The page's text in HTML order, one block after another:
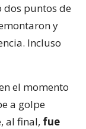
dos puntos de
y
Incluso
el momento
a golpe
al final, fue